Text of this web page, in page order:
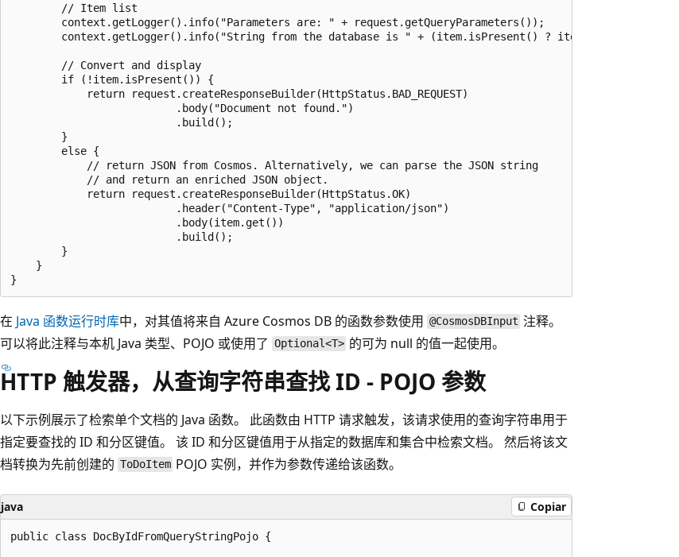
        // Item list
        context.getLogger().info("Parameters are: " + request.getQueryParameters());
        context.getLogger().info("String from the database is " + (item.isPresent() ? item.get() : null));
        // Convert and display
        if (!item.isPresent()) {
            return request.createResponseBuilder(HttpStatus.BAD_REQUEST)
                          .body("Document not found.")
                          .build();
        }
        else {
            // return JSON from Cosmos. Alternatively, we can parse the JSON string
            // and return an enriched JSON object.
            return request.createResponseBuilder(HttpStatus.OK)
                          .header("Content-Type", "application/json")
                          .body(item.get())
                          .build();
        }
    }
在 Java 函数运行时库中，对其值将来自 Azure Cosmos DB 的函数参数使用 @CosmosDBInput 注释。
可以将此注释与本机 Java 类型、POJO 或使用了 Optional<T> 的可为 null 的值一起使用。
HTTP 触发器，从查询字符串查找 ID - POJO 参数
以下示例展示了检索单个文档的 Java 函数。 此函数由 HTTP 请求触发，该请求使用的查询字符串用于
指定要查找的 ID 和分区键值。 该 ID 和分区键值用于从指定的数据库和集合中检索文档。 然后将该文
档转换为先前创建的 ToDoItem POJO 实例，并作为参数传递给该函数。
java Copiar
public class DocByIdFromQueryStringPojo {